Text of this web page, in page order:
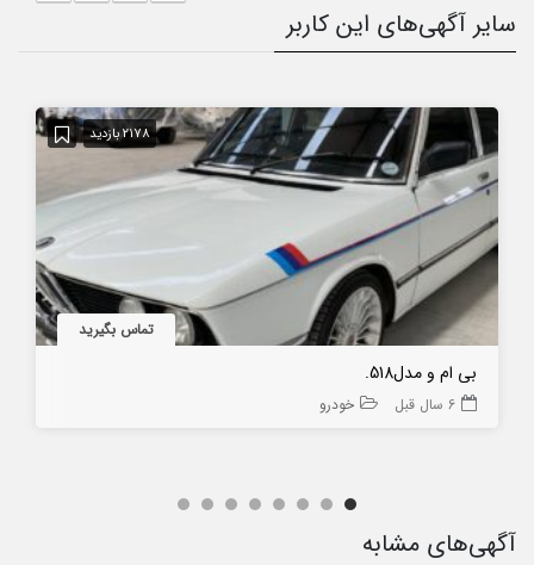
سایر آگهی‌های این کاربر
2178 بازدید
تماس بگیرید
بی ام و مدل518.
6 سال قبل خودرو
آگهی‌های مشابه